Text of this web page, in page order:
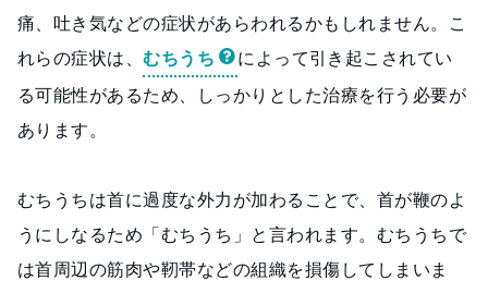
痛、吐き気などの症状があらわれるかもしれません。こ
れらの症状は、むちうち
によって引き起こされてい
る可能性があるため、しっかりとした治療を行う必要が
あります。
むちうちは首に過度な外力が加わることで、首が鞭のよ
うにしなるため「むちうち」と言われます。むちうちで
は首周辺の筋肉や靭帯などの組織を損傷してしまいま